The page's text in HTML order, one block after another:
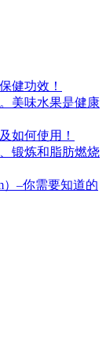
健功效！
美味水果是健康
如何使用！
锻炼和脂肪燃烧
）–你需要知道的